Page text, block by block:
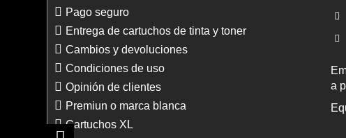
Pago seguro
Entrega de cartuchos de tinta y toner
Cambios y devoluciones
Condiciones de uso
Opinión de clientes
Premiun o marca blanca
Cartuchos XL
a